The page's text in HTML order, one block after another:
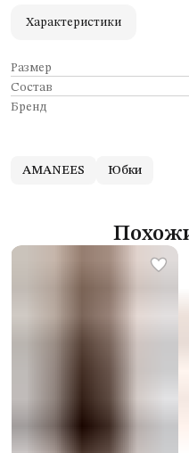
Характеристики
Размер
Состав
Бренд
AMANEES Юбки